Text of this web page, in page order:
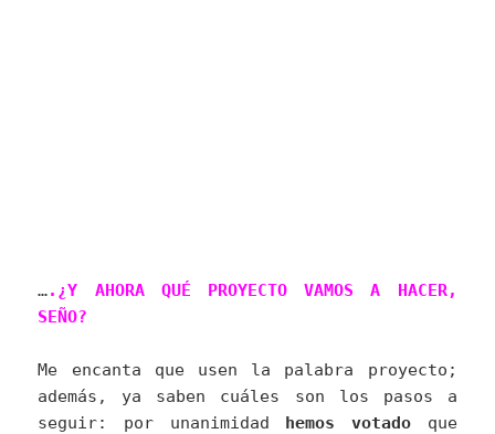
….¿Y AHORA QUÉ PROYECTO VAMOS A HACER,
SEÑO?
Me encanta que usen la palabra proyecto;
además, ya saben cuáles son los pasos a
seguir: por unanimidad hemos votadoque